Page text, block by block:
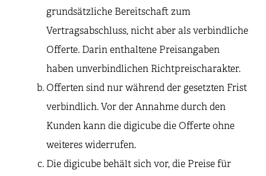
grundsätzliche Bereitschaft zum
Vertragsabschluss, nicht aber als verbindliche
Offerte. Darin enthaltene Preisangaben
haben unverbindlichen Richtpreischarakter.
Offerten sind nur während der gesetzten Frist
verbindlich. Vor der Annahme durch den
Kunden kann die digicube die Offerte ohne
weiteres widerrufen.
Die digicube behält sich vor, die Preise für